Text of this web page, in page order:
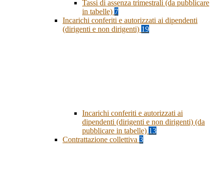
Tassi di assenza trimestrali (da pubblicare
in tabelle) 7
Incarichi conferiti e autorizzati ai dipendenti
(dirigenti e non dirigenti) 19
Incarichi conferiti e autorizzati ai
dipendenti (dirigenti e non dirigenti) (da
pubblicare in tabelle) 13
Contrattazione collettiva 3